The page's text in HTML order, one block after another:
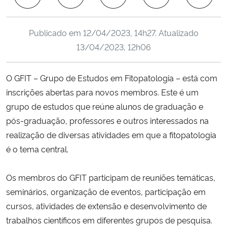
Ministério da Ciência, Tecnologia, Inovações e Comunicações
Ministério do Meio Ambiente
Ministério do Turismo
Ministério do Desenvolvimento Regional
Controladoria-Geral da União
Publicado em 12/04/2023, 14h27. Atualizado
13/04/2023, 12h06
O GFIT – Grupo de Estudos em Fitopatologia – está com
inscrições abertas para novos membros. Este é um
grupo de estudos que reúne alunos de graduação e
pós-graduação, professores e outros interessados na
realização de diversas atividades em que a fitopatologia
é o tema central.
Os membros do GFIT participam de reuniões temáticas,
seminários, organização de eventos, participação em
cursos, atividades de extensão e desenvolvimento de
trabalhos científicos em diferentes grupos de pesquisa.